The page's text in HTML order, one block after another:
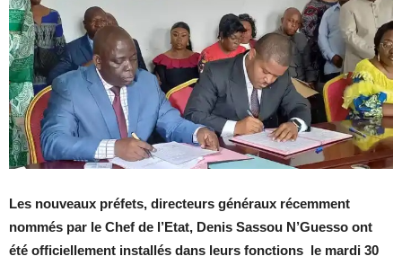
Les nouveaux préfets, directeurs généraux récemment
nommés par le Chef de l’Etat, Denis Sassou N’Guesso ont
été officiellement installés dans leurs fonctions le mardi 30